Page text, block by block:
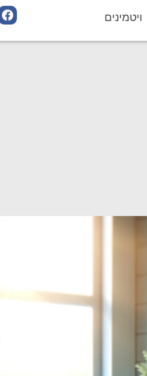
ויטמינים